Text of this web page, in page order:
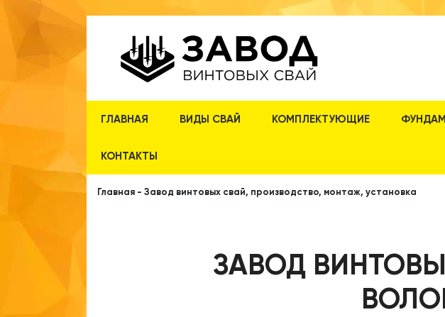
ГЛАВНАЯ ВИДЫ СВАЙ КОМПЛЕКТУЮЩИЕ
КОНТАКТЫ
Главная - Завод винтовых свай, производство, монтаж, установка
ЗАВОД